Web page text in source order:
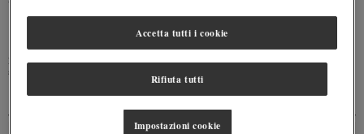
L'acqua è la più ordinaria delle sostanze che presenta caratteristiche straordinarie grazie alle
sue proprietà chimico-fisiche. Scopri di più.
Rifiuta tutti
Accetta tutti i cookie
Impostazioni cookie